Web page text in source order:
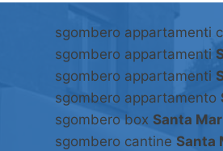
sgombero appartamenti
sgombero appartamenti
sgombero appartamenti
sgombero appartamento
sgombero box Santa
sgombero cantine Santa